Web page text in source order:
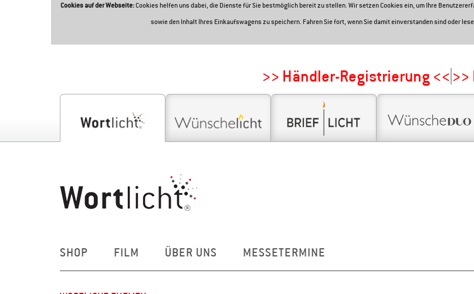
Cookies auf der Webseite:Cookies helfen uns dabei, die Dienste für Sie bestmöglich bereit zu stellen. Wir setzen Cookies ein, um Ihre
sowie den Inhalt Ihres Einkaufswagens zu speichern. Fahren Sie fort, wenn Sie damit einverstanden sind oder
>> Händler-Registrierung << >>
SHOP FILM ÜBER UNS MESSETERMINE